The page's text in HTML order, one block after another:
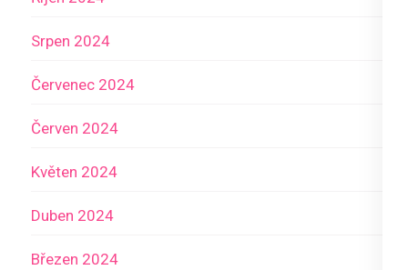
Srpen 2024
Červenec 2024
Červen 2024
Květen 2024
Duben 2024
Březen 2024